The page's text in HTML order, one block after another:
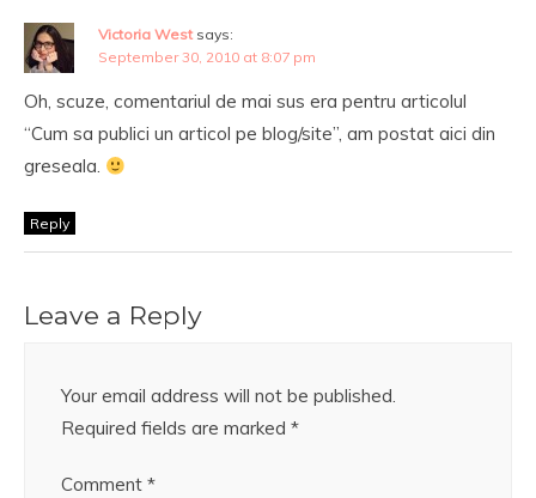
Victoria West says:
September 30, 2010 at 8:07 pm
Oh, scuze, comentariul de mai sus era pentru articolul
“Cum sa publici un articol pe blog/site”, am postat aici din
greseala.
Reply
Leave a Reply
Your email address will not be published.
Required fields are marked *
Comment *